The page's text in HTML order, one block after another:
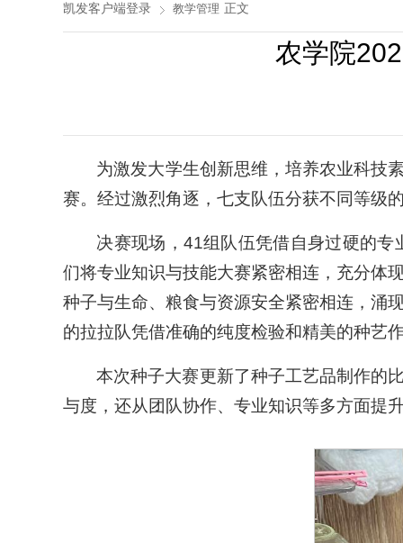
凯发客户端登录 教学管理 正文
农学院
为激发大学生创新思维，培养农业科技
赛。经过激烈角逐，七支队伍分获不同等级
决赛现场，41组队伍凭借自身过硬的
们将专业知识与技能大赛紧密相连，充分体
种子与生命、粮食与资源安全紧密相连，涌
的拉拉队凭借准确的纯度检验和精美的种艺
本次种子大赛更新了种子工艺品制作的
与度，还从团队协作、专业知识等多方面提